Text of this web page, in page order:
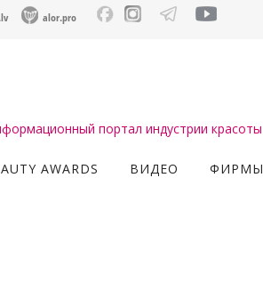
alor.pro
портал индустрии красоты
AWARDS ВИДЕО ФИРМЫ